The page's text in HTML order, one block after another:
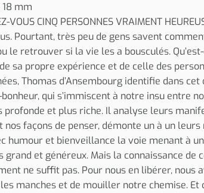
18 mm
VOUS CINQ PERSONNES VRAIMENT
Pourtant, très peu de gens savent
le retrouver si la vie les a bousculés.
sa propre expérience et de celle des
Thomas d’Ansembourg identifie dans
qui s’immiscent à notre insu entre
profonde et plus riche. Il analyse leurs
nos façons de penser, démonte un à un
humour et bienveillance la voie menant à
grand et généreux. Mais la connaissance de
ne suffit pas. Pour nous en libérer, nous
manches et de mouiller notre chemise. Et